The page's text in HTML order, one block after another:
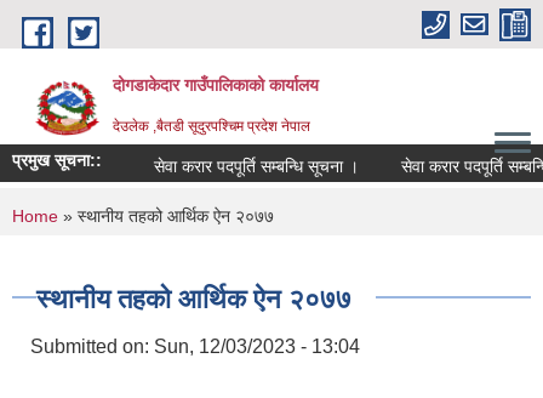
Skip to main content
दोगडाकेदार गाउँपालिकाको कार्यालय
देउलेक ,बैतडी सूदुरपश्चिम प्रदेश नेपाल
प्रमुख सूचना:: सेवा करार पदपूर्ति सम्बन्धि सूचना । सेवा करार पदपूर्ति
You are here
Home » स्थानीय तहको आर्थिक ऐन २०७७
स्थानीय तहको आर्थिक ऐन २०७७
Submitted on: Sun, 12/03/2023 - 13:04